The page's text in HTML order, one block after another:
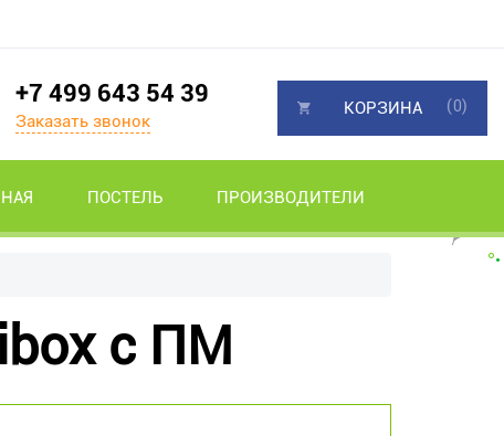
+7 499 643 54 39
Заказать звонок
ПОСТЕЛЬ ПРОИЗВОДИТЕЛИ
КОРЗИНА (0)
с ПМ